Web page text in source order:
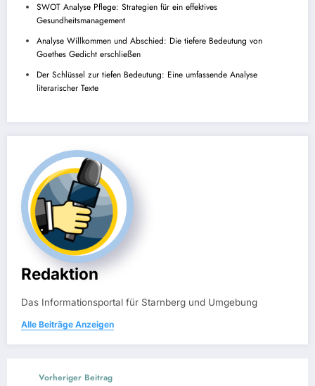
SWOT Analyse Pflege: Strategien für ein effektives
Gesundheitsmanagement
Analyse Willkommen und Abschied: Die tiefere Bedeutung von
Goethes Gedicht erschließen
Der Schlüssel zur tiefen Bedeutung: Eine umfassende Analyse
literarischer Texte
Redaktion
Das Informationsportal für Starnberg und Umgebung
Alle Beiträge Anzeigen
Vorheriger Beitrag